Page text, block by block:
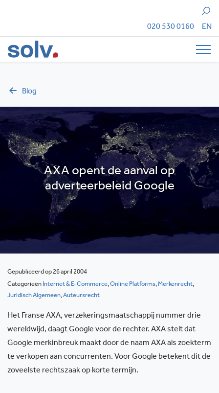
Zoeken
020 530 0160 EN
Blog
AXA opent de aanval op
adverteerbeleid Google
Gepubliceerd op 26 april 2004
Categorieën Internet & E-Commerce,Online Platforms, Merkenrecht,
Juridisch Algemeen,Auteursrecht
Het Franse AXA, verzekeringsmaatschappij nummer drie
wereldwijd, daagt Google voor de rechter. AXA stelt dat
Google merkinbreuk maakt door de naam AXA als zoekterm
te verkopen aan concurrenten. Voor Google betekent dit de
zoveelste rechtszaak op korte termijn.